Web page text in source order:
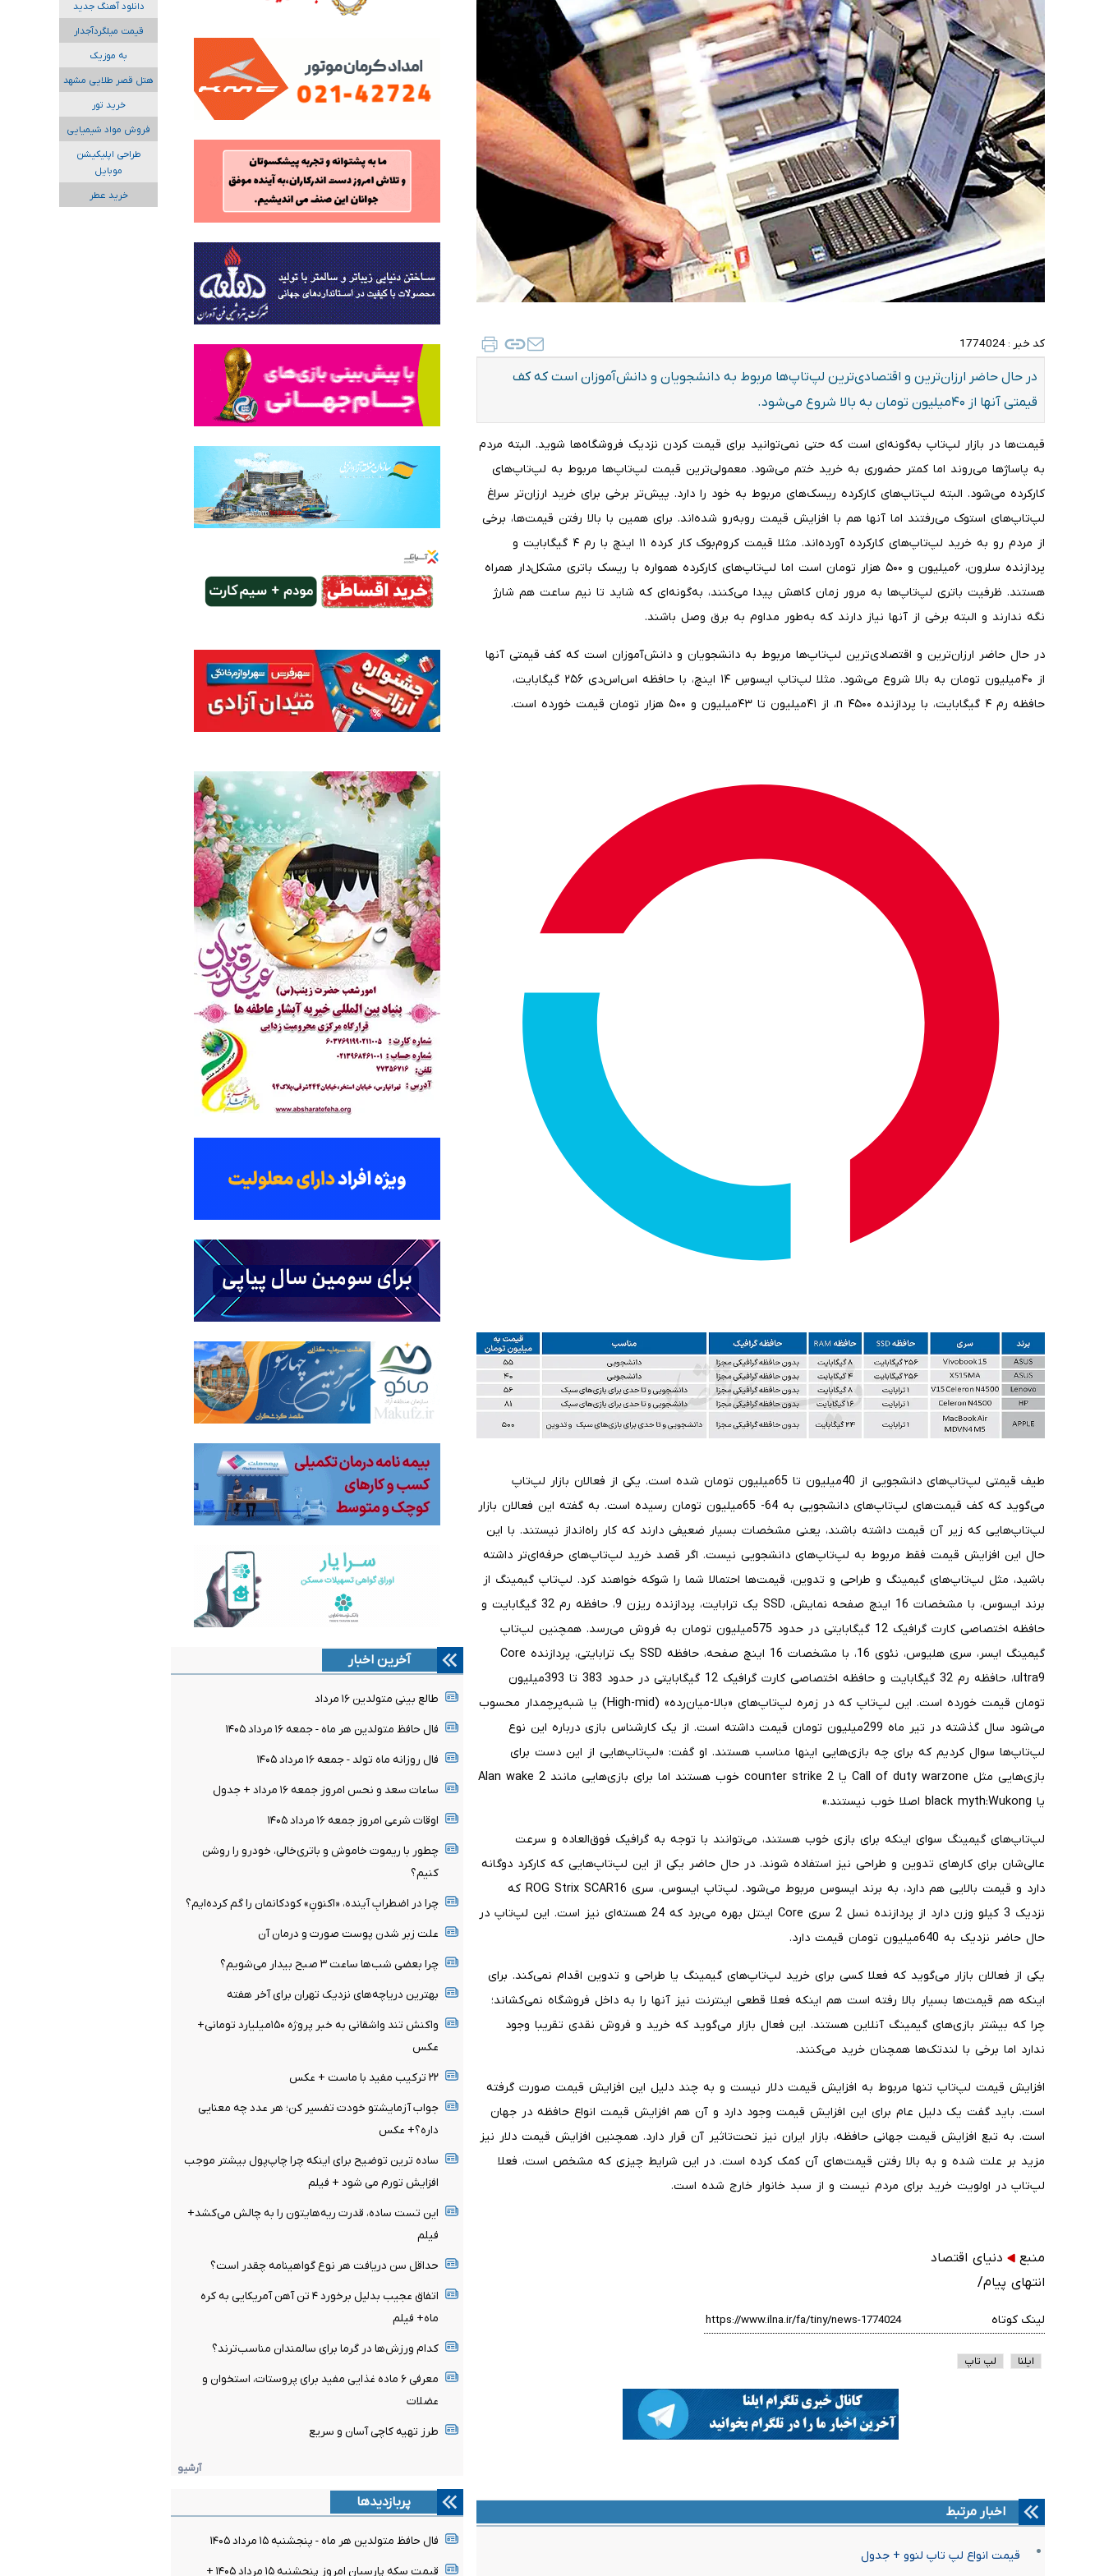
کد خبر : 1774024
در حال حاضر ارزان‌ترین و اقتصادی‌ترین لپ‌تاپ‌ها مربوط به دانشجویان و دانش‌آموزان است که کف
قیمتی آنها از ۴۰‌میلیون تومان به بالا شروع می‌شود.
قیمت‌ها در بازار لپ‌تاپ به‌گونه‌ای است که حتی نمی‌توانید برای قیمت کردن نزدیک فروشگاه‌ها شوید. البته مردم
به پاساژها می‌روند اما کمتر حضوری به خرید ختم می‌شود. معمولی‌ترین قیمت لپ‌تاپ‌ها مربوط به لپ‌تاپ‌های
کارکرده می‌شود. البته لپ‌تاپ‌های کارکرده ریسک‌های مربوط به خود را دارد. پیش‌تر برخی برای خرید ارزان‌تر سراغ
لپ‌تاپ‌های استوک می‌رفتند اما آنها هم با افزایش قیمت روبه‌رو شده‌اند. برای همین با بالا رفتن قیمت‌ها، برخی
از مردم رو به خرید لپ‌تاپ‌های کارکرده آورده‌اند. مثلا قیمت کروم‌بوک کار کرده ۱۱ اینچ با رم ۴ گیگابایت و
پردازنده سلرون، ۶‌میلیون و ۵۰۰ هزار تومان است اما لپ‌تاپ‌های کارکرده همواره با ریسک باتری مشکل‌دار همراه
هستند. ظرفیت باتری لپ‌تاپ‌ها به مرور زمان کاهش پیدا می‌کنند، به‌گونه‌ای که شاید تا نیم ساعت هم شارژ
نگه ندارند و البته برخی از آنها نیاز دارند که به‌طور مداوم به برق وصل باشند.
در حال حاضر ارزان‌ترین و اقتصادی‌ترین لپ‌تاپ‌ها مربوط به دانشجویان و دانش‌آموزان است که کف قیمتی آنها
از ۴۰‌میلیون تومان به بالا شروع می‌شود. مثلا لپ‌تاپ ایسوسِ ۱۴ اینچ، با حافظه اس‌اس‌دی ۲۵۶ گیگابایت،
حافظه رم ۴ گیگابایت، با پردازنده n ۴۵۰۰، از ۴۱‌میلیون تا ۴۳‌میلیون و ۵۰۰ هزار تومان قیمت خورده است.
طیف قیمتی لپ‌تاپ‌های دانشجویی از 40‌میلیون تا 65‌میلیون تومان شده است. یکی از فعالان بازار لپ‌تاپ
می‌گوید که کف قیمت‌های لپ‌تاپ‌های دانشجویی به 64- 65‌میلیون تومان رسیده است. به گفته این فعالان بازار
لپ‌تاپ‌هایی که زیر آن قیمت داشته باشند، یعنی مشخصات بسیار ضعیفی دارند که کار راه‌انداز نیستند. با این
حال این افزایش قیمت فقط مربوط به لپ‌تاپ‌های دانشجویی نیست. اگر قصد خرید لپ‌تاپ‌های حرفه‌ای‌تر داشته
باشید، مثل لپ‌تاپ‌های گیمینگ و طراحی و تدوین، قیمت‌ها احتمالا شما را شوکه خواهند کرد. لپ‌تاپ گیمینگ از
برند ایسوس، با مشخصات 16 اینچ صفحه نمایش، SSD یک ترابایت، پردازنده ریزن 9، حافظه رم 32 گیگابایت و
حافظه اختصاصی کارت گرافیک 12 گیگابایتی در حدود 575‌میلیون تومان به فروش می‌رسد. همچنین لپ‌تاپ
گیمینگ ایسر، سری هلیوس، نئوی 16، با مشخصات 16 اینچ صفحه، حافظه SSD یک ترابایتی، پردازنده Core
ultra9، حافظه رم 32 گیگابایت و حافظه اختصاصی کارت گرافیک 12 گیگابایتی در حدود 383 تا 393‌میلیون
تومان قیمت خورده است. این لپ‌تاپ‌ که در زمره لپ‌تاپ‌های «بالا-میان‌رده» (High-mid) یا شبه‌پرچمدار محسوب
می‌شود سال گذشته در تیر ماه 299‌میلیون تومان قیمت داشته است. از یک کارشناس بازی درباره این نوع
لپ‌تاپ‌ها سوال کردیم که برای چه بازی‌هایی اینها مناسب هستند. او گفت: «لپ‌تاپ‌هایی از این دست برای
بازی‌هایی مثل Call of duty warzone یا counter strike 2 خوب هستند اما برای بازی‌هایی مانند Alan wake 2
یا black myth:Wukong اصلا خوب نیستند.»
لپ‌تاپ‌های گیمینگ سوای اینکه برای بازی خوب هستند، می‌توانند با توجه به گرافیک فوق‌العاده و سرعت
عالی‌شان برای کارهای تدوین و طراحی نیز استفاده شوند. در حال حاضر یکی از این لپ‌تاپ‌هایی که کارکرد دوگانه
دارد و قیمت بالایی هم دارد، به برند ایسوس مربوط می‌شود. لپ‌تاپ ایسوس، سری ROG Strix SCAR16 که
نزدیک 3 کیلو وزن دارد از پردازنده نسل 2 سری Core اینتل بهره می‌برد که 24 هسته‌ای نیز است. این لپ‌تاپ در
حال حاضر نزدیک به 640‌میلیون تومان قیمت دارد.
یکی از فعالان بازار می‌گوید که فعلا کسی برای خرید لپ‌تاپ‌های گیمینگ یا طراحی و تدوین اقدام نمی‌کند. برای
اینکه هم قیمت‌ها بسیار بالا رفته است هم اینکه فعلا قطعی اینترنت نیز آنها را به داخل فروشگاه نمی‌کشاند؛
چرا که بیشتر بازی‌های گیمینگ آنلاین هستند. این فعال بازار می‌گوید که خرید و فروش نقدی تقریبا وجود
ندارد اما برخی با لندتک‌ها همچنان خرید می‌کنند.
افزایش قیمت لپ‌تاپ تنها مربوط به افزایش قیمت دلار نیست و به چند دلیل این افزایش قیمت صورت گرفته
است. باید گفت یک دلیل عام برای این افزایش قیمت وجود دارد و آن هم افزایش قیمت انواع حافظه در جهان
است. به تبع افزایش قیمت جهانی حافظه، بازار ایران نیز تحت‌تاثیر آن قرار دارد. همچنین افزایش قیمت دلار نیز
مزید بر علت شده و به بالا رفتن قیمت‌های آن کمک کرده است. در این شرایط چیزی که مشخص است، فعلا
لپ‌تاپ در اولویت خرید برای مردم نیست و از سبد خانوار خارج شده است.
منبع
دنیای اقتصاد
انتهای پیام/
لینک کوتاه
ایلنا لپ تاپ
اخبار مرتبط
قیمت انواع لپ تاپ لنوو + جدول
آخرین اخبار
طالع بینی متولدین ۱۶ مرداد
فال حافظ متولدین هر ماه - جمعه ۱۶ مرداد ۱۴۰۵
فال روزانه ماه تولد - جمعه ۱۶ مرداد ۱۴۰۵
ساعات سعد و نحس امروز جمعه ۱۶ مرداد + جدول
اوقات شرعی امروز جمعه ۱۶ مرداد ۱۴۰۵
چطور با ریموت خاموش و باتری‌خالی، خودرو را روشن
کنیم؟
چرا در اضطرابِ آینده، «اکنونِ» کودکانمان را گم کرده‌ایم؟
علت زبر شدن پوست صورت و درمان آن
چرا بعضی شب‌ها ساعت ۳ صبح بیدار می‌شویم؟
بهترین دریاچه‌های نزدیک تهران برای آخر هفته
واکنش تند واشقانی به خبر پروژه ۱۵۰میلیارد تومانی+
عکس
۲۲ ترکیب مفید با ماست + عکس
جواب آزمایشتو خودت تفسیر کن؛ هر عدد چه معنایی
داره؟+ عکس
ساده ترین توضیح برای اینکه چرا چاپ‌پول بیشتر موجب
افزایش تورم می شود + فیلم
این تست ساده، قدرت ریه‌هایتون را به چالش می‌کشد+
فیلم
حداقل سن دریافت هر نوع گواهینامه چقدر است؟
اتفاق عجیب بدلیل برخورد ۴ تن آهن آمریکایی به کره
ماه+ فیلم
کدام ورزش‌ها در گرما برای سالمندان مناسب‌ترند؟
معرفی ۶ ماده غذایی مفید برای پروستات، استخوان و
عضلات
طرز تهیه کاچی آسان و سریع
آرشیو
پربازدیدها
فال حافظ متولدین هر ماه - پنجشنبه ۱۵ مرداد ۱۴۰۵
قیمت سکه پارسیان امروز پنجشنبه ۱۵ مرداد ۱۴۰۵ +
دانلود آهنگ جدید
قیمت میلگردآجدار
به موزیک
هتل قصر طلایی مشهد
خرید تور
فروش مواد شیمیایی
طراحی اپلیکیشن
موبایل
خرید عطر